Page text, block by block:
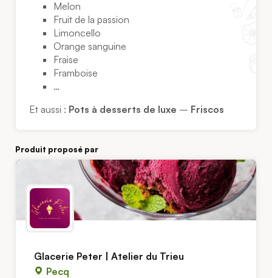
Melon
Fruit de la passion
Limoncello
Orange sanguine
Fraise
Framboise
…
Et aussi : Pots à desserts de luxe – Friscos
Produit proposé par
Glacerie Peter | Atelier du Trieu
Pecq